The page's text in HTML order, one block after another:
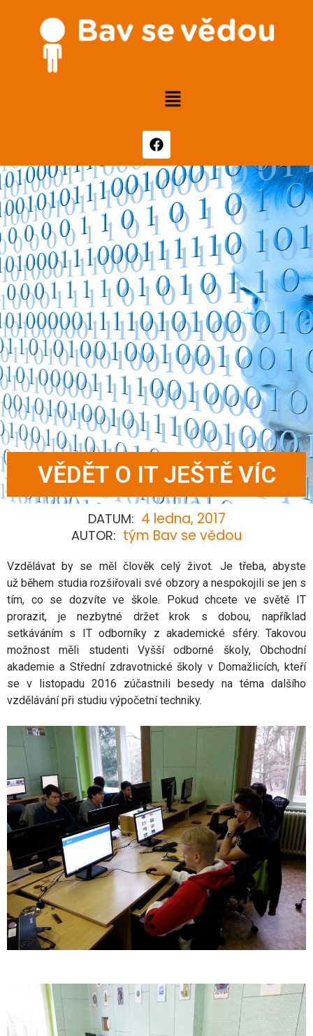
VĚDĚT O IT JEŠTĚ VÍC
DATUM: 4 ledna, 2017
AUTOR: tým Bav se vědou
Vzdělávat by se měl člověk celý život. Je třeba, abyste
už během studia rozšiřovali své obzory a nespokojili se jen s
tím, co se dozvíte ve škole. Pokud chcete ve světě IT
prorazit, je nezbytné držet krok s dobou, například
setkáváním s IT odborníky z akademické sféry. Takovou
možnost měli studenti Vyšší odborné školy, Obchodní
akademie a Střední zdravotnické školy v Domažlicích, kteří
se v listopadu 2016 zúčastnili besedy na téma dalšího
vzdělávání při studiu výpočetní techniky.